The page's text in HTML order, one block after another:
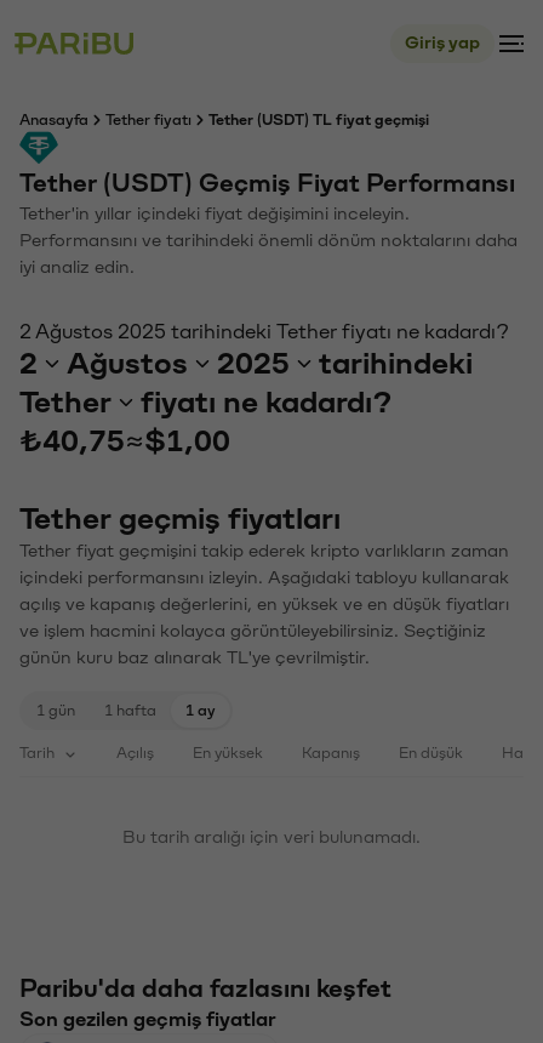
Giriş yap
Anasayfa Tether fiyatı Tether (USDT) TL fiyat geçmişi
Tether (USDT) Geçmiş Fiyat Performansı
Tether'in yıllar içindeki fiyat değişimini inceleyin.
Performansını ve tarihindeki önemli dönüm noktalarını daha
iyi analiz edin.
2 Ağustos 2025 tarihindeki Tether fiyatı ne kadardı?
2 Ağustos 2025
tarihindeki
Tether
fiyatı ne kadardı?
₺40,75≈$1,00
Tether geçmiş fiyatları
Tether fiyat geçmişini takip ederek kripto varlıkların zaman
içindeki performansını izleyin. Aşağıdaki tabloyu kullanarak
açılış ve kapanış değerlerini, en yüksek ve en düşük fiyatları
ve işlem hacmini kolayca görüntüleyebilirsiniz. Seçtiğiniz
günün kuru baz alınarak TL'ye çevrilmiştir.
1 gün 1 hafta 1 ay
Tarih Açılış En yüksek Kapanış En düşük
Bu tarih aralığı için veri bulunamadı.
Paribu'da daha fazlasını keşfet
Son gezilen geçmiş fiyatlar